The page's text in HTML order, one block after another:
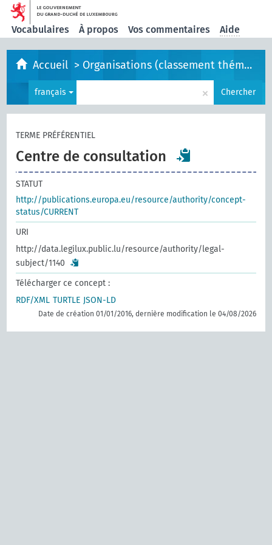
Vocabulaires À propos Vos commentaires Aide
Accueil > Organisations (classement thématique)
français × Chercher
TERME PRÉFÉRENTIEL
Centre de consultation
STATUT
http://publications.europa.eu/resource/authority/concept-
status/CURRENT
URI
http://data.legilux.public.lu/resource/authority/legal-
subject/1140
Télécharger ce concept :
RDF/XML TURTLE JSON-LD
Date de création 01/01/2016, dernière modification le 04/08/2026